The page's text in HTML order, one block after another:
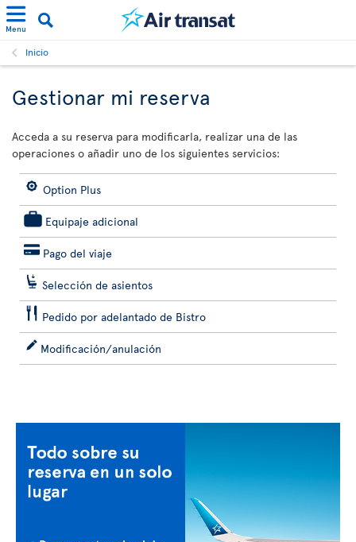
Menu
Inicio
Gestionar mi reserva
Acceda a su reserva para modificarla, realizar una de las
operaciones o añadir uno de los siguientes servicios:
Option Plus
Equipaje adicional
Pago del viaje
Selección de asientos
Pedido por adelantado de Bistro
Modificación/anulación